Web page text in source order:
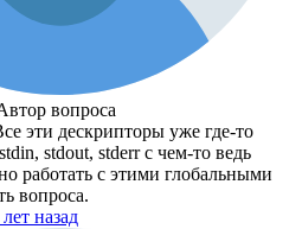
вопроса
эти дескрипторы уже где-то
stdout, stderr с чем-то ведь
работать с этими глобальными
вопроса.
назад